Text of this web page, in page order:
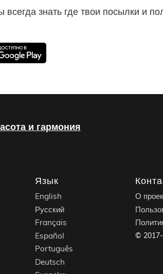
всегда знать где твои посылки и
и гармония
Язык
English
Русский
Français
Español
Português
Deutsch
О
©